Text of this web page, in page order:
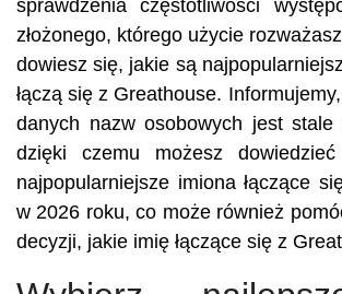
sprawdzenia częstotliwości
złożonego, którego użycie
dowiesz się, jakie są
łączą się z Greathouse.
danych nazw osobowych jest stale
dzięki czemu możesz
najpopularniejsze imiona łączące
w 2026 roku, co może również
decyzji, jakie imię łączące się z